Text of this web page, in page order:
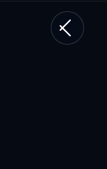
Toggle